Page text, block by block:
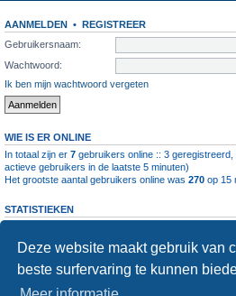
Deze website maakt gebruik van
beste surfervaring te kunnen
AANMELDEN • REGISTREER
Gebruikersnaam:
Wachtwoord:
Ik ben mijn wachtwoord vergeten
WIE IS ER ONLINE
In totaal zijn er 7 gebruikers online :: 3
actieve gebruikers in de laatste 5 minuten)
Het grootste aantal gebruikers online was 270 op 15
STATISTIEKEN
Forumoverzicht Contact
KAA Gent kan nooit aansprakelijk worden gesteld